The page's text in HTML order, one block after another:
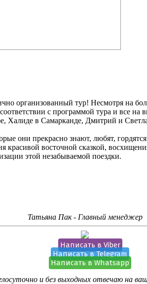
организованный тур! Несмотря на
с программой тура и все на
Халиде в Самарканде, Дмитрий и
они прекрасно знают, любят,
восточной сказкой,
этой незабываемой поездки.
Татьяна Пак - Главный менеджер
Написать в Viber
Написать в Telegram
Написать в Whatsapp
и без выходных отвечаю на